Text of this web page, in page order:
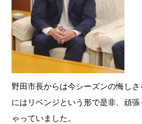
野田市長からは今シーズンの悔し
にはリベンジという形で是非、頑
ゃっていました。